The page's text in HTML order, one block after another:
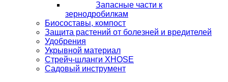
Запасные части к
зернодробилкам
Биосоставы, компост
Защита растений от болезней и вредителей
Удобрения
Укрывной материал
Стрейч-шланги XHOSE
Садовый инструмент